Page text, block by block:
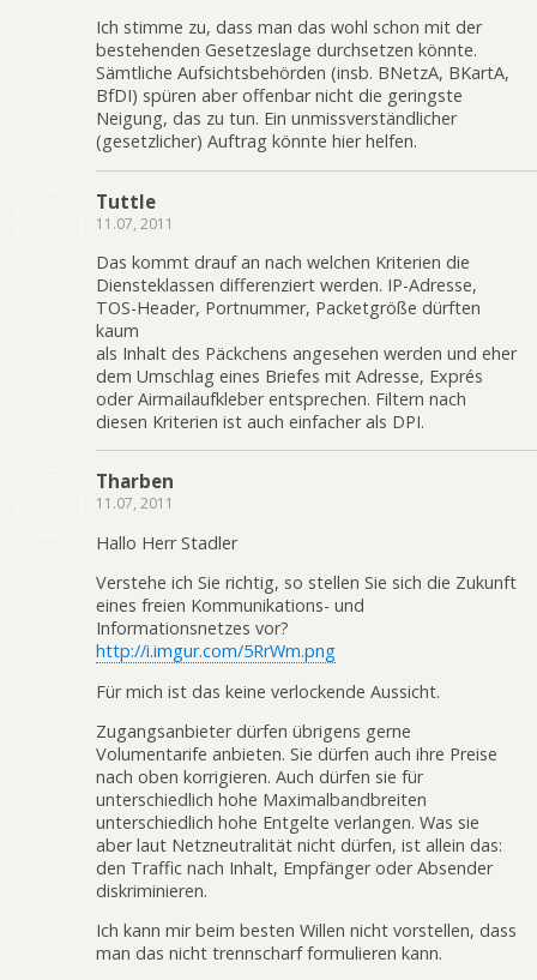
Ich stimme zu, dass man das wohl schon mit der
bestehenden Gesetzeslage durchsetzen könnte.
Sämtliche Aufsichtsbehörden (insb. BNetzA, BKartA,
BfDI) spüren aber offenbar nicht die geringste
Neigung, das zu tun. Ein unmissverständlicher
(gesetzlicher) Auftrag könnte hier helfen.
Tuttle
11.07, 2011
Das kommt drauf an nach welchen Kriterien die
Diensteklassen differenziert werden. IP-Adresse,
TOS-Header, Portnummer, Packetgröße dürften
kaum
als Inhalt des Päckchens angesehen werden und eher
dem Umschlag eines Briefes mit Adresse, Exprés
oder Airmailaufkleber entsprechen. Filtern nach
diesen Kriterien ist auch einfacher als DPI.
Tharben
11.07, 2011
Hallo Herr Stadler
Verstehe ich Sie richtig, so stellen Sie sich die Zukunft
eines freien Kommunikations- und
Informationsnetzes vor?
http://i.imgur.com/5RrWm.png
Für mich ist das keine verlockende Aussicht.
Zugangsanbieter dürfen übrigens gerne
Volumentarife anbieten. Sie dürfen auch ihre Preise
nach oben korrigieren. Auch dürfen sie für
unterschiedlich hohe Maximalbandbreiten
unterschiedlich hohe Entgelte verlangen. Was sie
aber laut Netzneutralität nicht dürfen, ist allein das:
den Traffic nach Inhalt, Empfänger oder Absender
diskriminieren.
Ich kann mir beim besten Willen nicht vorstellen, dass
man das nicht trennscharf formulieren kann.